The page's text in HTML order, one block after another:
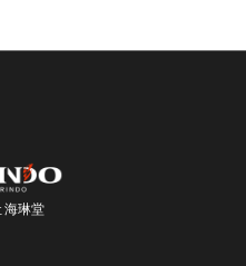
海琳堂